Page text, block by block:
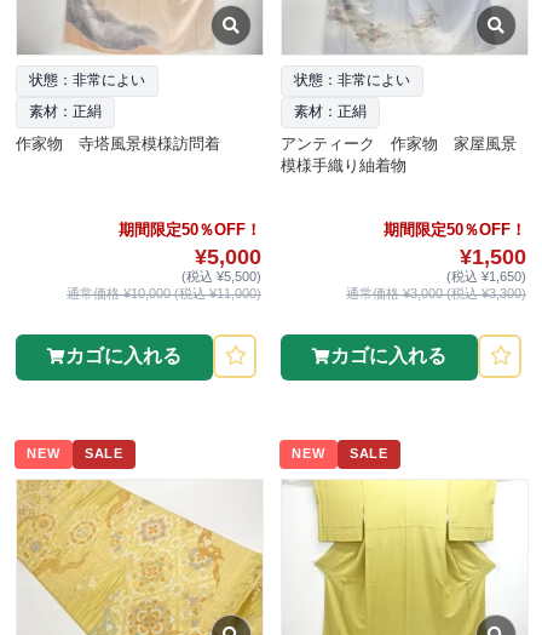
状態：非常によい
素材：正絹
作家物 寺塔風景模様訪問着
期間限定50％OFF！
¥5,000
(税込 ¥5,500)
通常価格 ¥10,000 (税込 ¥11,000)
カゴに入れる
状態：非常によい
素材：正絹
アンティーク 作家物 家屋風景
模様手織り紬着物
期間限定50％OFF！
¥1,500
(税込 ¥1,650)
通常価格 ¥3,000 (税込 ¥3,300)
カゴに入れる
NEW SALE NEW SALE